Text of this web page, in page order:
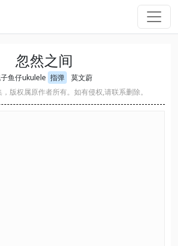
忽然之间
鱼仔ukulele 指弹
莫文蔚
版权属原作者所有。如有侵权,请联系删除。